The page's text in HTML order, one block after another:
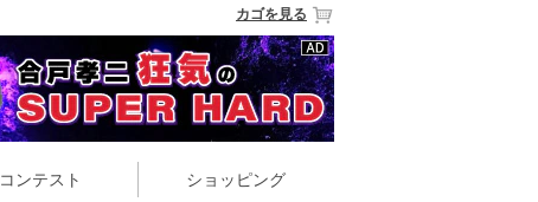
カゴを見る
コンテスト ショッピング